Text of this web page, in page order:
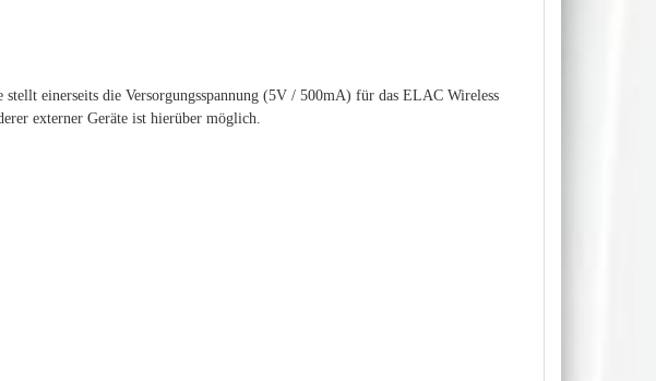
einerseits die Versorgungsspannung (5V / 500mA) für das ELAC Wireless
externer Geräte ist hierüber möglich.